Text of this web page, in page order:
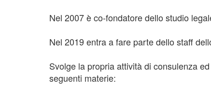
Nel 2007 è co-fondatore dello studio
Nel 2019 entra a fare parte dello staff
Svolge la propria attività di consulenza
seguenti materie: